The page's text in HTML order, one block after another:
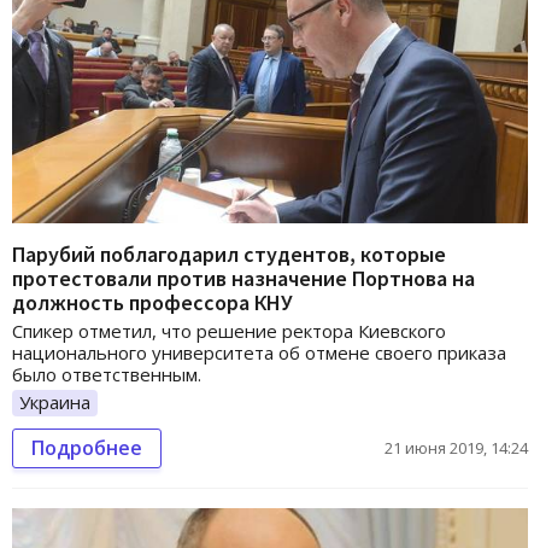
Парубий поблагодарил студентов, которые
протестовали против назначение Портнова на
должность профессора КНУ
Спикер отметил, что решение ректора Киевского
национального университета об отмене своего приказа
было ответственным.
Украина
Подробнее 21 июня 2019, 14:24